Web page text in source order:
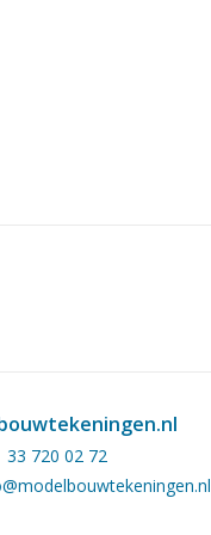
33 720 02 72